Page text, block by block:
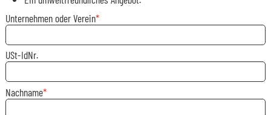
Unternehmen oder Verein
USt-IdNr.
Nachname